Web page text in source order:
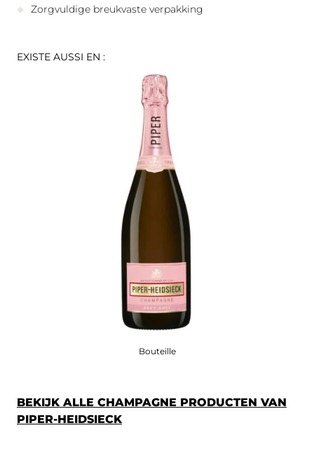
Zorgvuldige breukvaste verpakking
EXISTE AUSSI EN :
Bouteille
BEKIJK ALLE CHAMPAGNE PRODUCTEN VAN
PIPER-HEIDSIECK